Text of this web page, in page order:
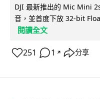
DJI 最新推出的 Mic Mini
音，並首度下放 32-bit
閱讀全文
251 1 ↗ 分享